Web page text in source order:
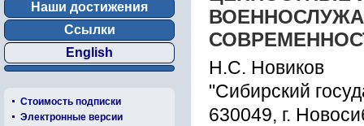
Наши достижения
Ссылки
English
Стоимость подписки
Электронные версии
Н.С. Новиков
"Сибирский
630049, г.